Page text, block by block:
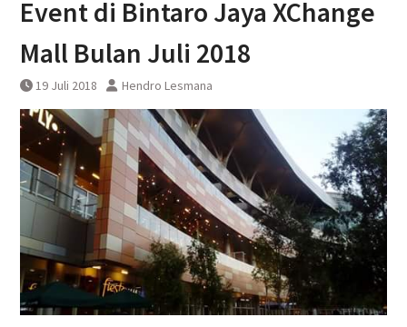
DAWONSYS
Uji Coba Terbatas Perpanjangan
Layanan Kereta Api Srilelawangsa
Event di Bintaro Jaya XChange
Mall Bulan Juli 2018
19 Juli 2018 Hendro Lesmana